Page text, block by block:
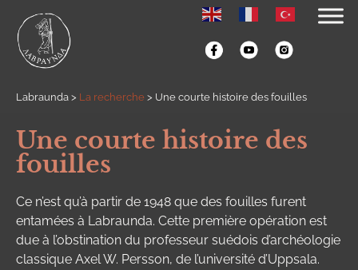
Labraunda > La recherche > Une courte histoire des fouilles
Une courte histoire des
fouilles
Ce n’est qu’à partir de 1948 que des fouilles furent
entamées à Labraunda. Cette première opération est
due à l’obstination du professeur suédois d’archéologie
classique Axel W. Persson, de l’université d’Uppsala.